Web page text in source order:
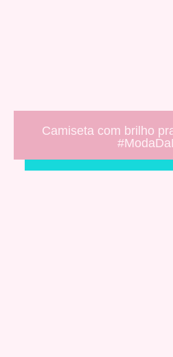
Camiseta com brilho